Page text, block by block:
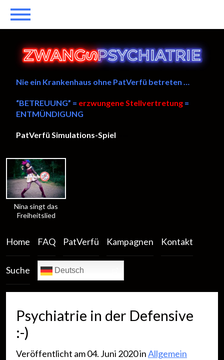
Nina singt das
Freiheitslied
Nie ein Krankenhaus ohne PatVerfü betreten …
“BETREUUNG” = erzwungene Stellvertretung =
ENTMÜNDIGUNG
PatVerfü Simulations-Spiel
Home FAQ PatVerfü Kampagnen Kontakt
Suche Deutsch
Psychiatrie in der Defensive
:-)
Veröffentlicht am 04. Juni 2020 inAllgemein